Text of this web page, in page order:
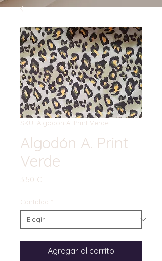
SKU: Algodón A. Print Verde
Algodón A. Print
Verde
3,50 €
Cantidad *
Agregar al carrito